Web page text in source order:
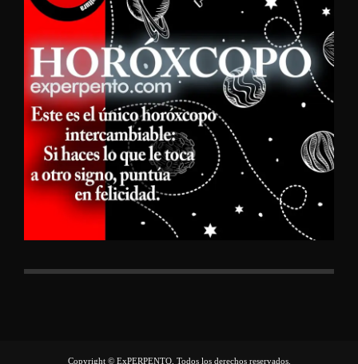
Copyright © ExPERPENTO, Todos los derechos reservados.